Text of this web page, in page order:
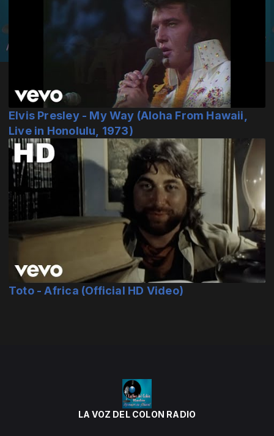
Elvis Presley - My Way (Aloha From Hawaii,
Live in Honolulu, 1973)
Toto - Africa (Official HD Video)
LA VOZ DEL COLON RADIO